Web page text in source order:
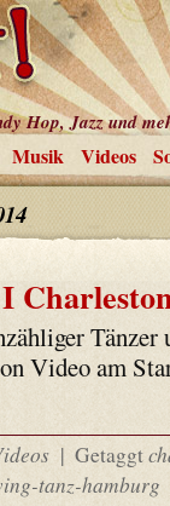
Hop, Jazz und
Musik Videos
Video am
| Getaggt
tanz-hamburg